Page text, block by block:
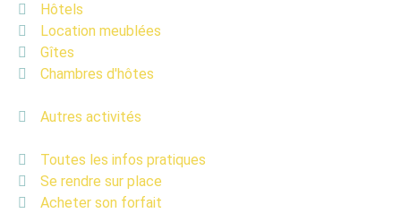
Hôtels
Location meublées
Gîtes
Chambres d'hôtes
Autres activités
Toutes les infos pratiques
Se rendre sur place
Acheter son forfait